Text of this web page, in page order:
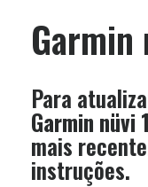
Garmin
Para
Garmin nüvi
mais
instruções.